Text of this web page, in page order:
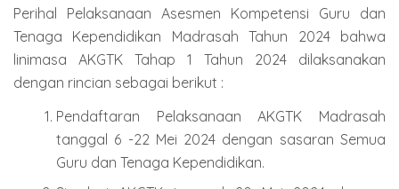
Perihal Pelaksanaan Asesmen Kompetensi Guru dan
Tenaga Kependidikan Madrasah Tahun 2024 bahwa
linimasa AKGTK Tahap 1 Tahun 2024 dilaksanakan
dengan rincian sebagai berikut :
Pendaftaran Pelaksanaan AKGTK Madrasah
tanggal 6 -22 Mei 2024 dengan sasaran Semua
Guru dan Tenaga Kependidikan.